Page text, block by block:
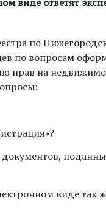
по
по вопросам
прав на
виде так